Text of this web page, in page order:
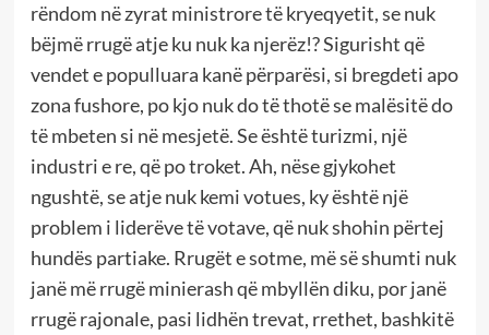
rëndom në zyrat ministrore të kryeqyetit, se nuk
bëjmë rrugë atje ku nuk ka njerëz!? Sigurisht që
vendet e populluara kanë përparësi, si bregdeti apo
zona fushore, po kjo nuk do të thotë se malësitë do
të mbeten si në mesjetë. Se është turizmi, një
industri e re, që po troket. Ah, nëse gjykohet
ngushtë, se atje nuk kemi votues, ky është një
problem i liderëve të votave, që nuk shohin përtej
hundës partiake. Rrugët e sotme, më së shumti nuk
janë më rrugë minierash që mbyllën diku, por janë
rrugë rajonale, pasi lidhën trevat, rrethet, bashkitë